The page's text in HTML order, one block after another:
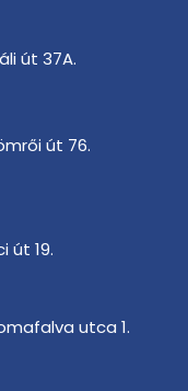
út 37A.
út 76.
út 19.
utca 1.